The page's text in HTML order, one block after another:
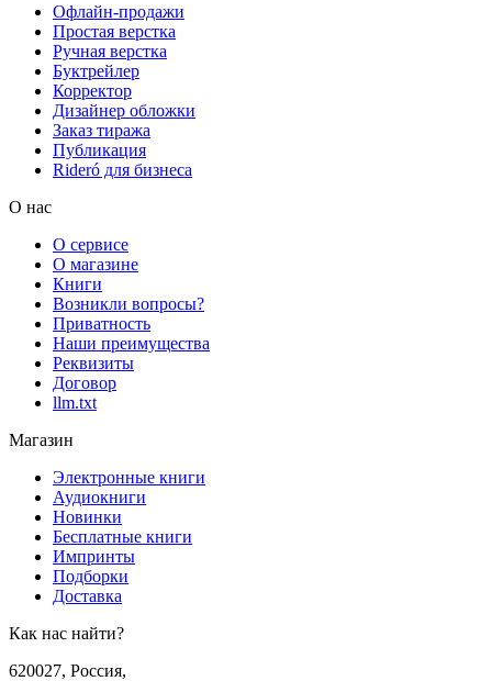
Офлайн-продажи
Простая верстка
Ручная верстка
Буктрейлер
Корректор
Дизайнер обложки
Заказ тиража
Публикация
Rideró для бизнеса
О нас
О сервисе
О магазине
Книги
Возникли вопросы?
Приватность
Наши преимущества
Реквизиты
Договор
llm.txt
Магазин
Электронные книги
Аудиокниги
Новинки
Бесплатные книги
Импринты
Подборки
Доставка
Как нас найти?
620027, Россия,